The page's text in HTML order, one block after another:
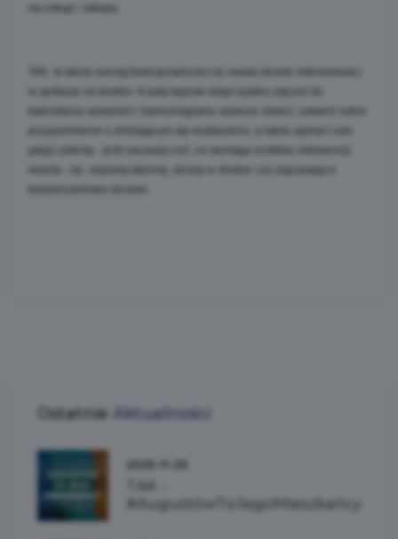
na usługi i zakupy.
w aplikacji na telefon. Każdy będzie mógł szybko zajrzeć do
kalendarza wydarzeń, harmonogramu wywozu śmieci, ustawić sobie
przypomnienie o zbliżającym się wydarzeniu, a także zgłosić nam
jakąś usterkę - jeśli zauważy coś, co wymaga szybkiej interwencji
miasta - np. zepsutą latarnię, dziurę w drodze czy zagrażające
Ostatnie Aktualności
#AugustówToJegoMieszkańcy